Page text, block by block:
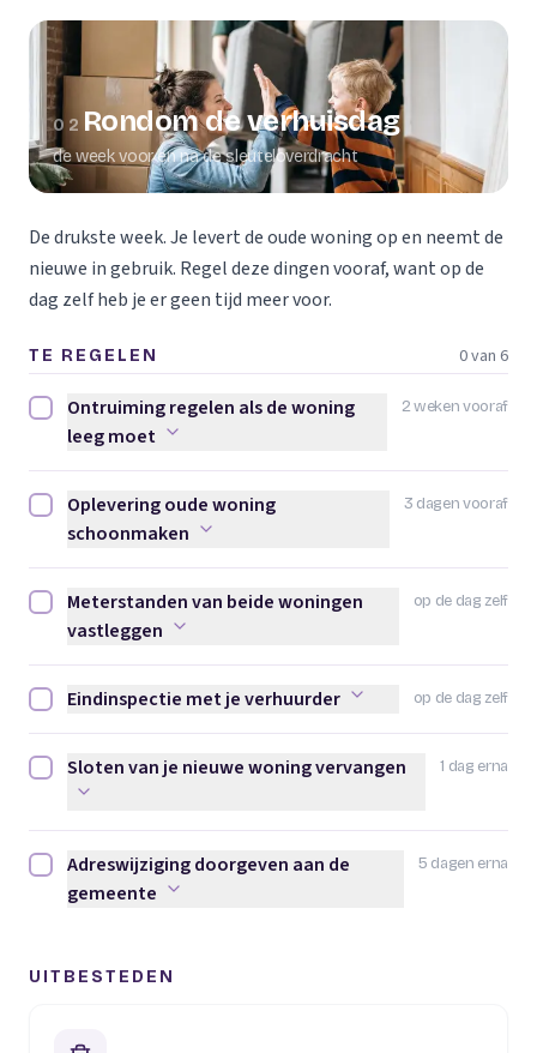
02 Rondom de verhuisdag
de week voor en na de sleuteloverdracht
De drukste week. Je levert de oude woning op en neemt de
nieuwe in gebruik. Regel deze dingen vooraf, want op de
dag zelf heb je er geen tijd meer voor.
TE REGELEN 0 van 6
2 weken vooraf
Ontruiming regelen als de woning leeg moet afvinken
Ontruiming regelen als de woning
leeg moet
3 dagen vooraf
Oplevering oude woning schoonmaken afvinken
Oplevering oude woning
schoonmaken
op de dag zelf
Meterstanden van beide woningen vastleggen afvinken
Meterstanden van beide woningen
vastleggen
op de dag zelf
Eindinspectie met je verhuurder afvinken
Eindinspectie met je verhuurder
1 dag erna
Sloten van je nieuwe woning vervangen afvinken
Sloten van je nieuwe woning vervangen
5 dagen erna
Adreswijziging doorgeven aan de gemeente afvinken
Adreswijziging doorgeven aan de
gemeente
UITBESTEDEN